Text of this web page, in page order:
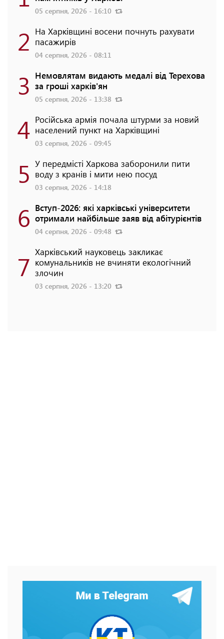
05 серпня, 2026 - 16:10
2 На Харківщині восени почнуть рахувати
пасажирів
04 серпня, 2026 - 08:11
3 Немовлятам видають медалі від Терехова
за гроші харків'ян
05 серпня, 2026 - 13:38
4 Російська армія почала штурми за новий
населений пункт на Харківщині
03 серпня, 2026 - 09:45
5 У передмісті Харкова заборонили пити
воду з кранів і мити нею посуд
03 серпня, 2026 - 14:18
6 Вступ-2026: які харківські університети
отримали найбільше заяв від абітурієнтів
04 серпня, 2026 - 09:48
7 Харківський науковець закликає
комунальників не вчиняти екологічний
злочин
03 серпня, 2026 - 13:20